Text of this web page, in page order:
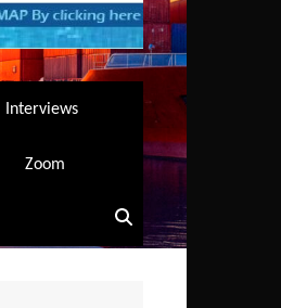
Interviews
Zoom